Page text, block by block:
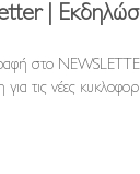
|
στο
τις νέες